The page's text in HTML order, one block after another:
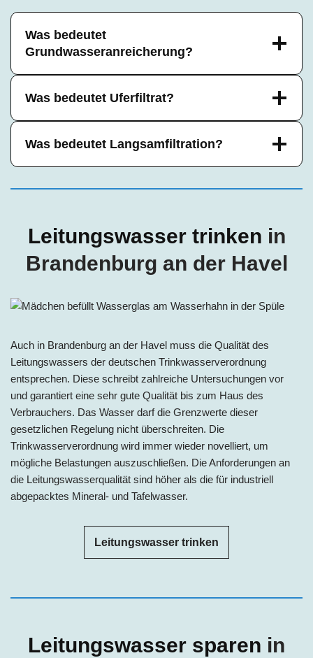
Was bedeutet
Grundwasseranreicherung?
Was bedeutet Uferfiltrat?
Was bedeutet Langsamfiltration?
Leitungswasser trinken in
Brandenburg an der Havel
Auch in Brandenburg an der Havel muss die Qualität des
Leitungswassers der deutschen Trinkwasserverordnung
entsprechen. Diese schreibt zahlreiche Untersuchungen vor
und garantiert eine sehr gute Qualität bis zum Haus des
Verbrauchers. Das Wasser darf die Grenzwerte dieser
gesetzlichen Regelung nicht überschreiten. Die
Trinkwasserverordnung wird immer wieder novelliert, um
mögliche Belastungen auszuschließen. Die Anforderungen an
die Leitungswasserqualität sind höher als die für industriell
abgepacktes Mineral- und Tafelwasser.
Leitungswasser trinken
Leitungswasser sparen in